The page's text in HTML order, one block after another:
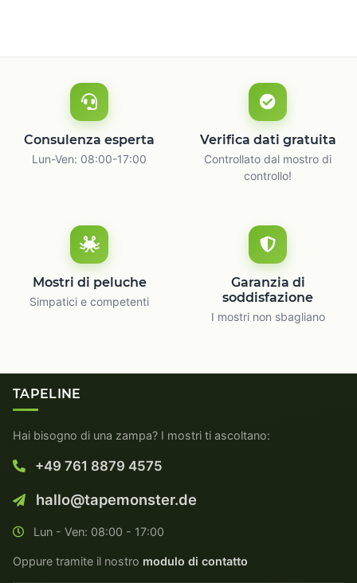
Consulenza esperta
Lun-Ven: 08:00-17:00
Verifica dati gratuita
Controllato dal mostro di
controllo!
Mostri di peluche
Simpatici e competenti
Garanzia di
soddisfazione
I mostri non sbagliano
TAPELINE
Hai bisogno di una zampa? I mostri ti ascoltano:
+49 761 8879 4575
hallo@tapemonster.de
Lun - Ven: 08:00 - 17:00
Oppure tramite il nostro modulo di contatto